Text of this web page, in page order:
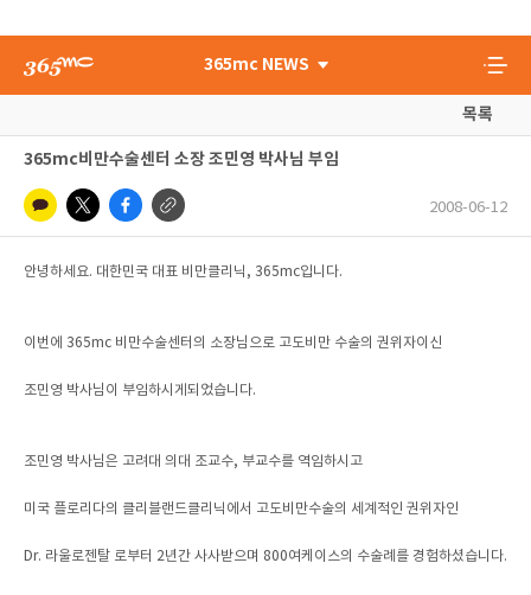
365mc NEWS
목록
365mc비만수술센터 소장 조민영 박사님 부임
2008-06-12
안녕하세요. 대한민국 대표 비만클리닉, 365mc입니다.
이번에 365mc 비만수술센터의 소장님으로 고도비만 수술의 권위자이신
조민영 박사님이 부임하시게되었습니다.
조민영 박사님은 고려대 의대 조교수, 부교수를 역임하시고
미국 플로리다의 클리블랜드클리닉에서 고도비만수술의 세계적인 권위자인
Dr. 라울로젠탈 로부터 2년간 사사받으며 800여케이스의 수술례를 경험하셨습니다.